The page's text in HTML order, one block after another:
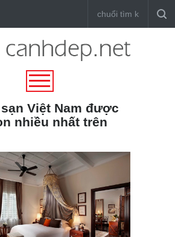
Việt Nam được
nhiều nhất trên